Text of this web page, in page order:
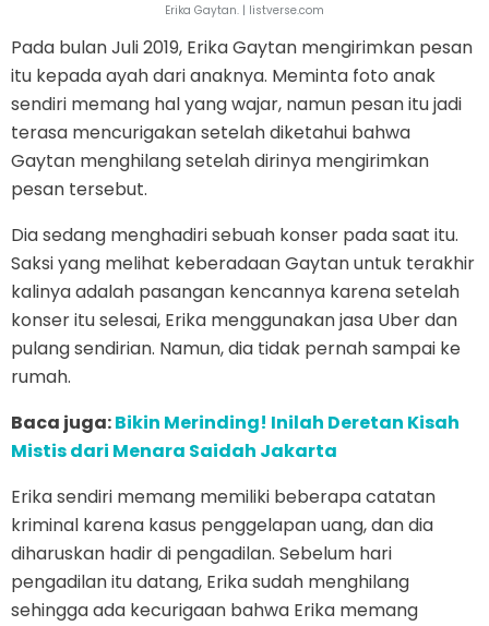
Erika Gaytan. | listverse.com
Pada bulan Juli 2019, Erika Gaytan mengirimkan pesan
itu kepada ayah dari anaknya. Meminta foto anak
sendiri memang hal yang wajar, namun pesan itu jadi
terasa mencurigakan setelah diketahui bahwa
Gaytan menghilang setelah dirinya mengirimkan
pesan tersebut.
Dia sedang menghadiri sebuah konser pada saat itu.
Saksi yang melihat keberadaan Gaytan untuk terakhir
kalinya adalah pasangan kencannya karena setelah
konser itu selesai, Erika menggunakan jasa Uber dan
pulang sendirian. Namun, dia tidak pernah sampai ke
rumah.
Baca juga:Bikin Merinding! Inilah Deretan Kisah
Mistis dari Menara Saidah Jakarta
Erika sendiri memang memiliki beberapa catatan
kriminal karena kasus penggelapan uang, dan dia
diharuskan hadir di pengadilan. Sebelum hari
pengadilan itu datang, Erika sudah menghilang
sehingga ada kecurigaan bahwa Erika memang